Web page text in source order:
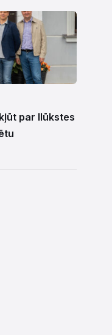
par Ilūkstes